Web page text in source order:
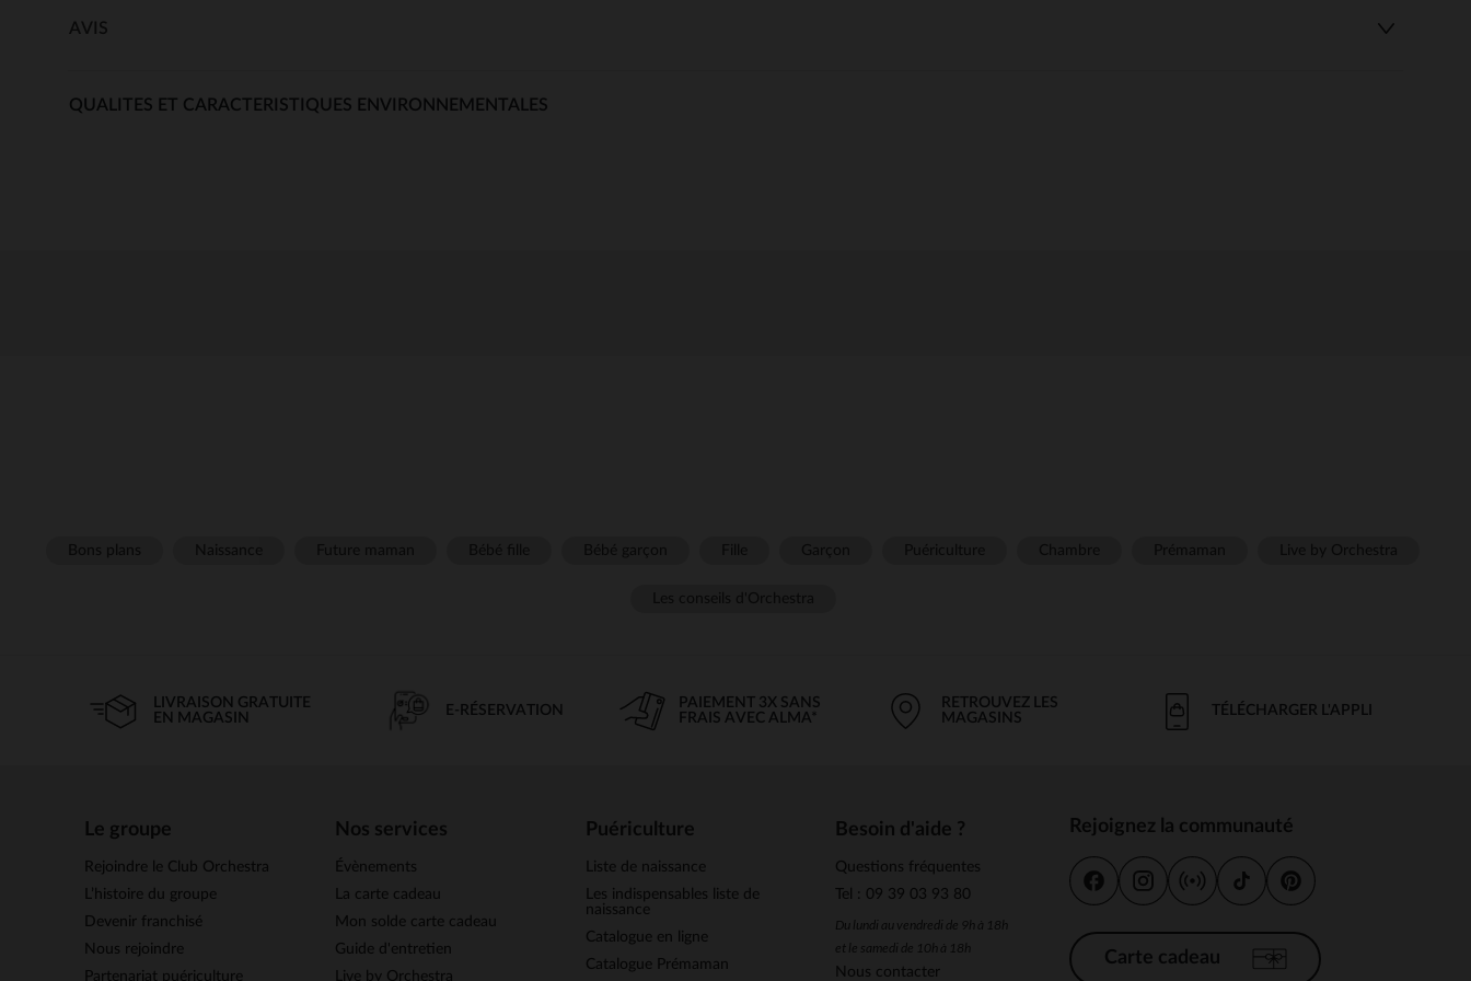
AVIS
QUALITES ET CARACTERISTIQUES ENVIRONNEMENTALES
LIVRAISON GRATUITE
EN MAGASIN
E-RÉSERVATION
PAIEMENT 3X SANS
FRAIS AVEC ALMA*
RETROUVEZ LES
MAGASINS
TÉLÉCHARGER L'APPLI
Le groupe
Rejoindre le Club Orchestra
L’histoire du groupe
Devenir franchisé
Nous rejoindre
Partenariat puériculture
Nos services
Évènements
La carte cadeau
Mon solde carte cadeau
Guide d'entretien
Live by Orchestra
Puériculture
Liste de naissance
Les indispensables liste de
naissance
Catalogue en ligne
Catalogue Prémaman
Besoin d'aide ?
Questions fréquentes
Tel : 09 39 03 93 80
Du lundi au vendredi de 9h à 18h
et le samedi de 10h à 18h
Nous contacter
Rejoignez la communauté
Carte cadeau